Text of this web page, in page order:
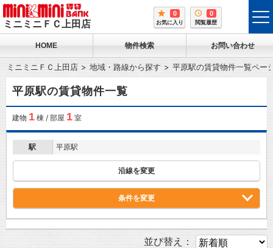
ミニミニＦＣ上田店
0
お気に入り
0
閲覧履歴
HOME 物件検索 お問い合わせ
ミニミニＦＣ上田店 地域・路線から探す 平原駅の賃貸物件一覧ペー
平原駅の賃貸物件一覧
建物 1棟 / 部屋 1室
駅 平原駅
沿線を変更
条件を変更
並び替え：